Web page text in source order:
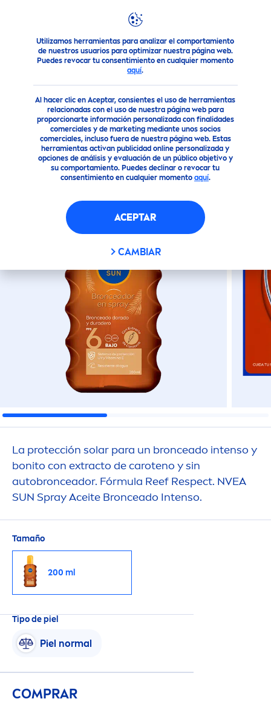
Utilizamos herramientas para analizar el comportamiento
de nuestros usuarios para optimizar nuestra página web.
Puedes revocar tu consentimiento en cualquier momento
aquí.
Al hacer clic en Aceptar, consientes el uso de herramientas
relacionadas con el uso de nuestra página web para
proporcionarte información personalizada con finalidades
comerciales y de marketing mediante unos socios
comerciales, incluso fuera de nuestra página web. Estas
herramientas activan publicidad online personalizada y
opciones de análisis y evaluación de un público objetivo y
su comportamiento. Puedes declinar o revocar tu
consentimiento en cualquier momento aquí.
ACEPTAR
CAMBIAR
Nuestros Productos Solar Disfruta del Sol ¡Nosotros te
(0)
NIEVASUNBRONCEADOR EN
SPRAY FPS6
La protección solar para un bronceado intenso y
bonito con extracto de caroteno y sin
autobronceador. Fórmula Reef Respect. NVEA
SUN Spray Aceite Bronceado Intenso.
Tamaño
200 ml
Tipo de piel
Piel normal
COMPRAR